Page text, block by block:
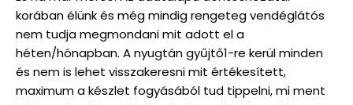
korában élünk és még mindig rengeteg vendéglátós
nem tudja megmondani mit adott el a
héten/hónapban. A nyugtán gyűjtő1-re kerül minden
és nem is lehet visszakeresni mit értékesített,
maximum a készlet fogyásából tud tippelni, mi ment